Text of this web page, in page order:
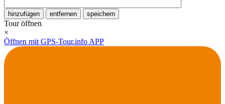
hinzufügen entfernen speichern
Tour öffnen
×
Öffnen mit GPS-Tour.info APP